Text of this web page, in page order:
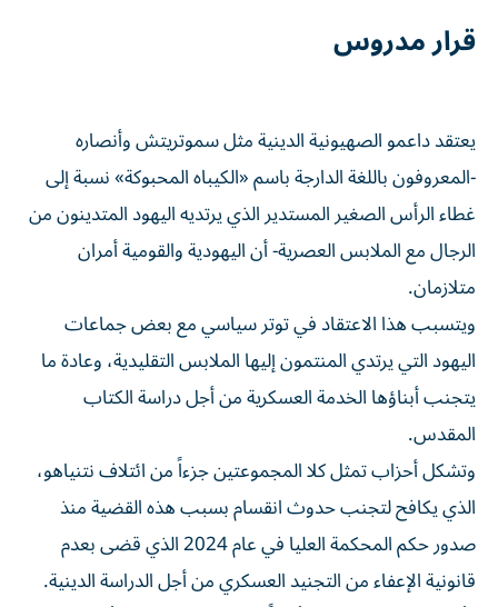
قرار مدروس
يعتقد داعمو الصهيونية الدينية مثل سموتريتش وأنصاره
-المعروفون باللغة الدارجة ​باسم «الكيباه المحبوكة» نسبة إلى
غطاء الرأس الصغير المستدير الذي يرتديه اليهود المتدينون من
الرجال مع الملابس العصرية- أن اليهودية والقومية أمران
متلازمان.
ويتسبب هذا الاعتقاد في ‌توتر سياسي مع بعض جماعات
اليهود التي يرتدي المنتمون إليها الملابس التقليدية، وعادة ما
يتجنب أبناؤها الخدمة العسكرية من أجل دراسة الكتاب
المقدس.
وتشكل أحزاب تمثل كلا المجموعتين جزءاً من ائتلاف نتنياهو،
الذي يكافح لتجنب حدوث انقسام بسبب هذه القضية منذ
صدور حكم المحكمة العليا في عام 2024 الذي قضى بعدم
قانونية الإعفاء من التجنيد العسكري من أجل الدراسة الدينية.